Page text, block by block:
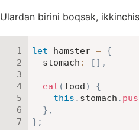
Ulardan birini boqsak,
let hamster = {
stomach : [ ] ,
eat (food)
{
this . stomach .
} ,
} ;